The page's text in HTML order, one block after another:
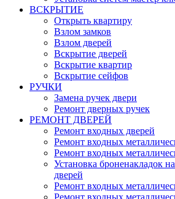
ВСКРЫТИЕ
Открыть квартиру
Взлом замков
Взлом дверей
Вскрытие дверей
Вскрытие квартир
Вскрытие сейфов
РУЧКИ
Замена ручек двери
Ремонт дверных ручек
РЕМОНТ ДВЕРЕЙ
Ремонт входных дверей
Ремонт входных
Ремонт входных
Установка броненакладок
дверей
Ремонт входных